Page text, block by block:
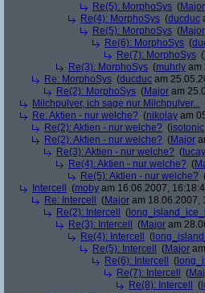
Re(5): MorphoSys (Major
Re(4): MorphoSys (ducduc
Re(5): MorphoSys (Major
Re(6): MorphoSys (
Re(7): MorphoSys (
Re(3): MorphoSys (muhrly am
Re: MorphoSys (ducduc am
Re(2): MorphoSys (Major am
Milchpulver, ich sage nur Milchpulver...
Re: Aktien - nur welche? (nikolay am
Re(2): Aktien - nur welche? (isotonic
Re(2): Aktien - nur welche? (Major
Re(3): Aktien - nur welche? (tucay
Re(4): Aktien - nur welche? (
Re(5): Aktien - nur welche?
Intercell
(moby am 16.06.2007,
Re: Intercell
(Major am 18.06.2007,
Re(2): Intercell
(
Re(3): Intercell
(Major am
Re(4): Intercell
(
Re(5): Intercell
(Major
Re(6): Intercell
(
Re(7): Intercell
(
Re(8): Intercell
(